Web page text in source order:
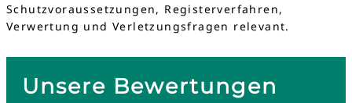
Schutzvoraussetzungen, Registerverfahren,
Verwertung und Verletzungsfragen relevant.
Unsere Bewertungen